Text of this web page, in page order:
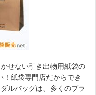
せない引き出物用紙袋の
紙袋専門店だからでき
ルバッグは、多くのブラ